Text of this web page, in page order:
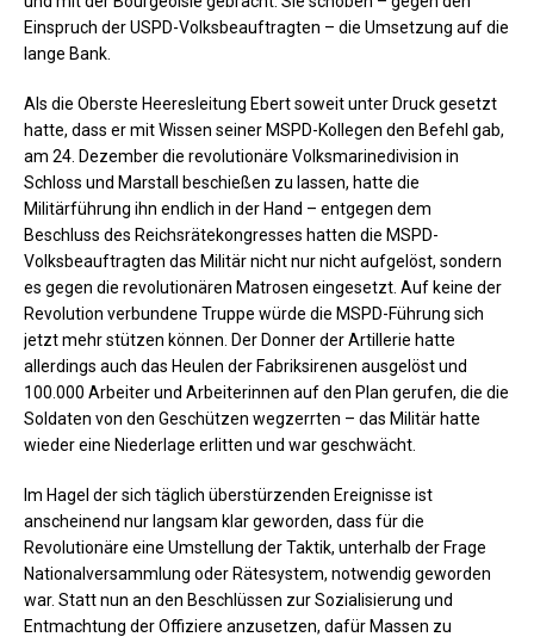
Einspruch der USPD-Volksbeauftragten – die Umsetzung auf die
lange Bank.
Als die Oberste Heeresleitung Ebert soweit unter Druck gesetzt
hatte, dass er mit Wissen seiner MSPD-Kollegen den Befehl gab,
am 24. Dezember die revolutionäre Volksmarinedivision in
Schloss und Marstall beschießen zu lassen, hatte die
Militärführung ihn endlich in der Hand – entgegen dem
Beschluss des Reichsrätekongresses hatten die MSPD-
Volksbeauftragten das Militär nicht nur nicht aufgelöst, sondern
es gegen die revolutionären Matrosen eingesetzt. Auf keine der
Revolution verbundene Truppe würde die MSPD-Führung sich
jetzt mehr stützen können. Der Donner der Artillerie hatte
allerdings auch das Heulen der Fabriksirenen ausgelöst und
100.000 Arbeiter und Arbeiterinnen auf den Plan gerufen, die die
Soldaten von den Geschützen wegzerrten – das Militär hatte
wieder eine Niederlage erlitten und war geschwächt.
Im Hagel der sich täglich überstürzenden Ereignisse ist
anscheinend nur langsam klar geworden, dass für die
Revolutionäre eine Umstellung der Taktik, unterhalb der Frage
Nationalversammlung oder Rätesystem, notwendig geworden
war. Statt nun an den Beschlüssen zur Sozialisierung und
Entmachtung der Offiziere anzusetzen, dafür Massen zu